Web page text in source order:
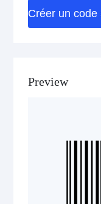
Créer un code
Preview